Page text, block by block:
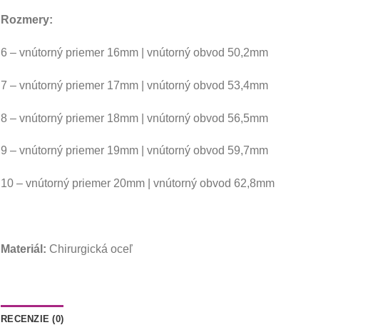
Rozmery:
6 – vnútorný priemer 16mm | vnútorný obvod 50,2mm
7 – vnútorný priemer 17mm | vnútorný obvod 53,4mm
8 – vnútorný priemer 18mm | vnútorný obvod 56,5mm
9 – vnútorný priemer 19mm | vnútorný obvod 59,7mm
10 – vnútorný priemer 20mm | vnútorný obvod 62,8mm
Materiál: Chirurgická oceľ
RECENZIE (0)